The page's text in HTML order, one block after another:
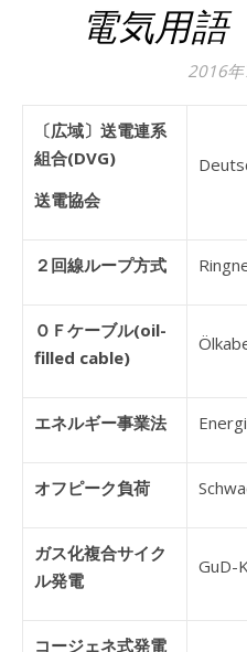
電気用語
2016
〔広域〕送電連系
組合(DVG)
送電協会
２回線ループ方式
ＯＦケーブル(oil-
filled cable)
エネルギー事業法
オフピーク負荷
ガス化複合サイク
ル発電
GuD-
コージェネ式発電